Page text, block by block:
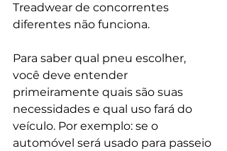
Treadwear de concorrentes
diferentes não funciona.
Para saber qual pneu escolher,
você deve entender
primeiramente quais são suas
necessidades e qual uso fará do
veículo. Por exemplo: se o
automóvel será usado para passeio